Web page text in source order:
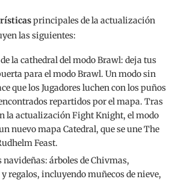
principales de la actualización
las siguientes:
la cathedral del modo Brawl: deja tus
para el modo Brawl. Un modo sin
que los Jugadores luchen con los puños
repartidos por el mapa. Tras
la actualización Fight Knight, el modo
nuevo mapa Catedral, que se une The
Feast.
navideñas: árboles de Chivmas,
regalos, incluyendo muñecos de nieve,